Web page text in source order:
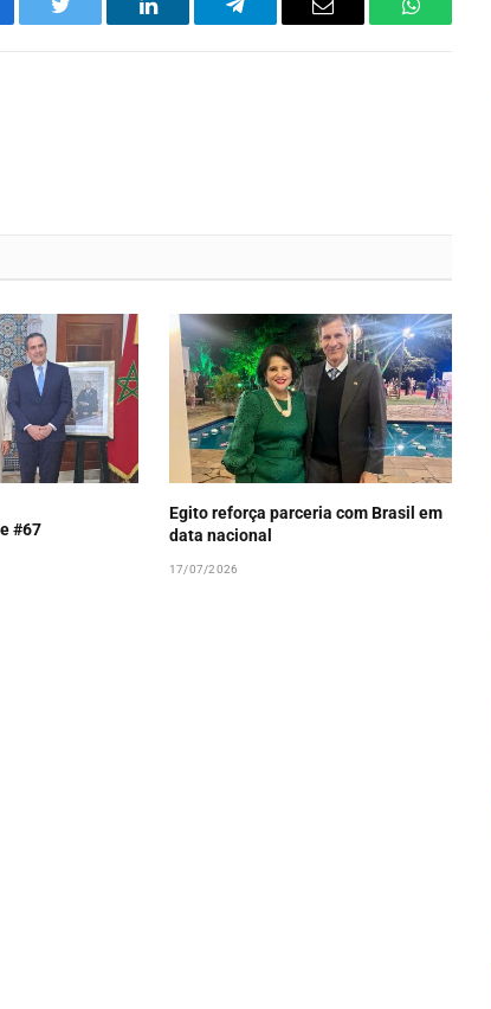
Twitter LinkedIn Telegram Email WhatsApp
#67
Egito reforça parceria com Brasil em
data nacional
17/07/2026